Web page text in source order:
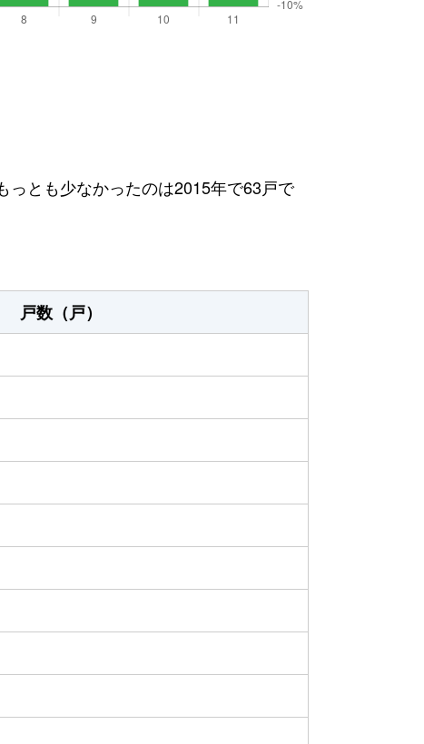
っとも少なかったのは2015年で63戸で
戸数（戸）